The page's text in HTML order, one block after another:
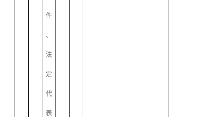
件
、
法
定
代
表